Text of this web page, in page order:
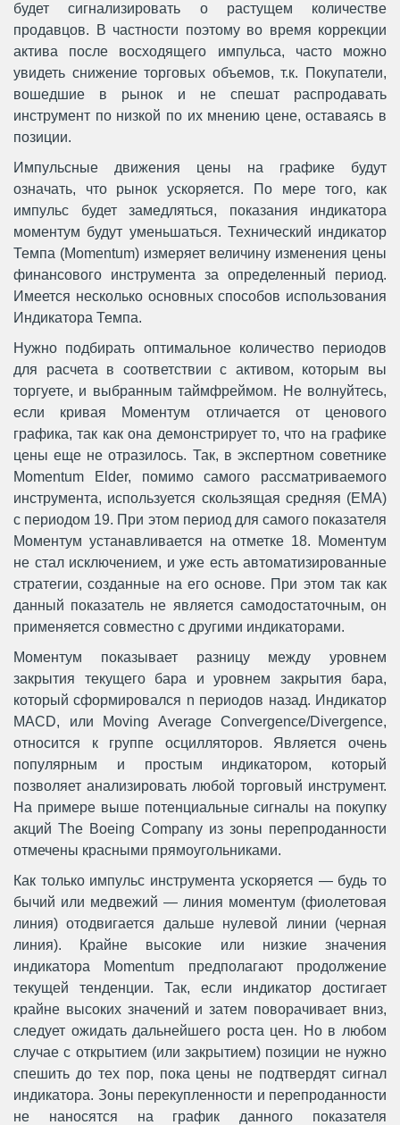
будет сигнализировать о растущем количестве
продавцов. В частности поэтому во время коррекции
актива после восходящего импульса, часто можно
увидеть снижение торговых объемов, т.к. Покупатели,
вошедшие в рынок и не спешат распродавать
инструмент по низкой по их мнению цене, оставаясь в
позиции.
Импульсные движения цены на графике будут
означать, что рынок ускоряется. По мере того, как
импульс будет замедляться, показания индикатора
моментум будут уменьшаться. Технический индикатор
Темпа (Momentum) измеряет величину изменения цены
финансового инструмента за определенный период.
Имеется несколько основных способов использования
Индикатора Темпа.
Нужно подбирать оптимальное количество периодов
для расчета в соответствии с активом, которым вы
торгуете, и выбранным таймфреймом. Не волнуйтесь,
если кривая Моментум отличается от ценового
графика, так как она демонстрирует то, что на графике
цены еще не отразилось. Так, в экспертном советнике
Momentum Elder, помимо самого рассматриваемого
инструмента, используется скользящая средняя (EMA)
с периодом 19. При этом период для самого показателя
Моментум устанавливается на отметке 18. Моментум
не стал исключением, и уже есть автоматизированные
стратегии, созданные на его основе. При этом так как
данный показатель не является самодостаточным, он
применяется совместно с другими индикаторами.
Моментум показывает разницу между уровнем
закрытия текущего бара и уровнем закрытия бара,
который сформировался n периодов назад. Индикатор
MACD, или Moving Average Convergence/Divergence,
относится к группе осцилляторов. Является очень
популярным и простым индикатором, который
позволяет анализировать любой торговый инструмент.
На примере выше потенциальные сигналы на покупку
акций The Boeing Company из зоны перепроданности
отмечены красными прямоугольниками.
Как только импульс инструмента ускоряется — будь то
бычий или медвежий — линия моментум (фиолетовая
линия) отодвигается дальше нулевой линии (черная
линия). Крайне высокие или низкие значения
индикатора Momentum предполагают продолжение
текущей тенденции. Так, если индикатор достигает
крайне высоких значений и затем поворачивает вниз,
следует ожидать дальнейшего роста цен. Но в любом
случае с открытием (или закрытием) позиции не нужно
спешить до тех пор, пока цены не подтвердят сигнал
индикатора. Зоны перекупленности и перепроданности
не наносятся на график данного показателя